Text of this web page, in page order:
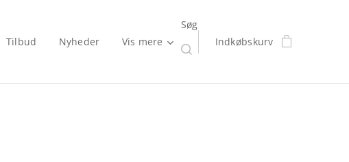
Tilbud Nyheder Vis mere
Søg
Indkøbskurv